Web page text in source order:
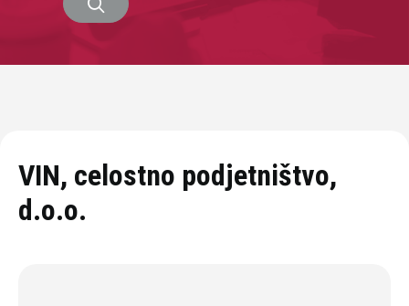
ZAPOSLITEV
VIN, celostno podjetništvo,
d.o.o.